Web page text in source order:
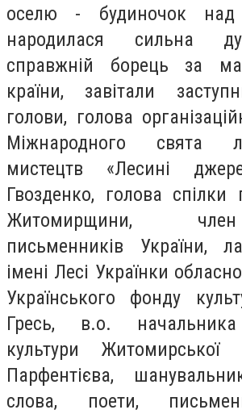
оселю - будиночок
народилася сильна
справжній борець за
країни, завітали
голови, голова
Міжнародного свята
мистецтв «Лесині
Гвозденко, голова спілки
Житомирщини,
письменників України,
імені Лесі Українки
Українського фонду
Гресь, в.о. начальника
культури
Парфентієва,
слова, поети,